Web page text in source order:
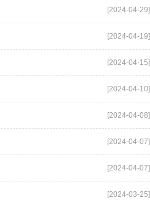
[2024-04-29]
[2024-04-19]
[2024-04-15]
[2024-04-10]
[2024-04-08]
[2024-04-07]
[2024-04-07]
[2024-03-25]